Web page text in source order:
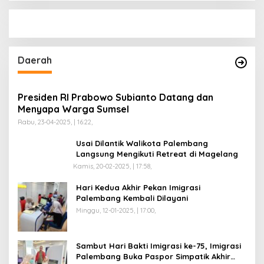
Daerah
Presiden RI Prabowo Subianto Datang dan
Menyapa Warga Sumsel
Rabu, 23-04-2025, | 16:22,
Usai Dilantik Walikota Palembang
Langsung Mengikuti Retreat di Magelang
Kamis, 20-02-2025, | 17:58,
Hari Kedua Akhir Pekan Imigrasi
Palembang Kembali Dilayani
Minggu, 12-01-2025, | 17:00,
Sambut Hari Bakti Imigrasi ke-75, Imigrasi
Palembang Buka Paspor Simpatik Akhir